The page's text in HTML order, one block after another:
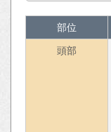
部位
頭部